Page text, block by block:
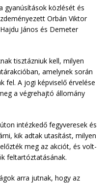
gyanúsítások közlését és
Orbán Viktor
János és Demeter
tisztázniuk kell, milyen
amelynek során
fel. A jogi képviselő érvelése
a végrehajtó állomány
intézkedő fegyveresek és
kik adtak utasítást, milyen
meg az akciót, és volt-
feltartóztatásának.
arra jutnak, hogy az